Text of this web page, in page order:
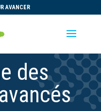
AVANCER
des